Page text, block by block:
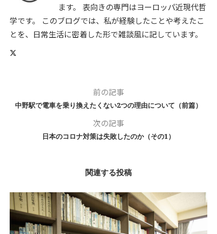
ます。 表向きの専門はヨーロッパ近現代哲
学です。 このブログでは、私が経験したことや考えたこ
とを、日常生活に密着した形で雑談風に記しています。
前の記事
中野駅で電車を乗り換えたくない2つの理由について（前篇）
次の記事
日本のコロナ対策は失敗したのか（その1）
関連する投稿